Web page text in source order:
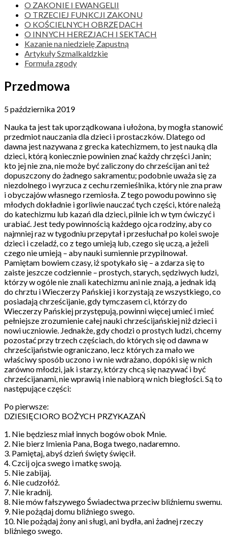
O ZAKONIE I EWANGELII
O TRZECIEJ FUNKCJI ZAKONU
O KOŚCIELNYCH OBRZĘDACH
O INNYCH HEREZJACH I SEKTACH
Kazanie na niedzielę Zapustną
Artykuły Szmalkaldzkie
Formuła zgody
Przedmowa
5 października 2019
Nauka ta jest tak uporządkowana i ułożona, by mogła stanowić
przedmiot nauczania dla dzieci i prostaczków. Dlatego od
dawna jest nazywana z grecka katechizmem, to jest nauką dla
dzieci, którą koniecznie powinien znać każdy chrzęści Janin;
kto jej nie zna, nie może być zaliczony do chrześcijan ani też
dopuszczony do żadnego sakramentu; podobnie uważa się za
niezdolnego i wyrzuca z cechu rzemieślnika, który nie zna praw
i obyczajów własnego rzemiosła. Z tego powodu powinno się
młodych dokładnie i gorliwie nauczać tych części, które należą
do katechizmu lub kazań dla dzieci, pilnie ich w tym ćwiczyć i
urabiać. Jest tedy powinnością każdego ojca rodziny, aby co
najmniej raz w tygodniu przepytał i przesłuchał po kolei swoje
dzieci i czeladź, co z tego umieją lub, czego się uczą, a jeżeli
czego nie umieją – aby nauki sumiennie przypilnował.
Pamiętam bowiem czasy, iż spotykało się – a zdarza się to
zaiste jeszcze codziennie – prostych, starych, sędziwych ludzi,
którzy w ogóle nie znali katechizmu ani nie znają, a jednak idą
do chrztu i Wieczerzy Pańskiej i korzystają ze wszystkiego, co
posiadają chrześcijanie, gdy tymczasem ci, którzy do
Wieczerzy Pańskiej przystępują, powinni więcej umieć i mieć
pełniejsze zrozumienie całej nauki chrześcijańskiej niż dzieci i
nowi uczniowie. Jednakże, gdy chodzi o prostych ludzi, chcemy
pozostać przy trzech częściach, do których się od dawna w
chrześcijaństwie ograniczano, lecz których za mało we
właściwy sposób uczono i w nie wdrażano, dopóki się w nich
zarówno młodzi, jak i starzy, którzy chcą się nazywać i być
chrześcijanami, nie wprawią i nie nabiorą w nich biegłości. Są to
następujące części:
Po pierwsze:
DZIESIĘCIORO BOŻYCH PRZYKAZAŃ
1. Nie będziesz miał innych bogów obok Mnie.
2. Nie bierz Imienia Pana, Boga twego, nadaremno.
3. Pamiętaj, abyś dzień święty święcił.
4. Czcij ojca swego i matkę swoją.
5. Nie zabijaj.
6. Nie cudzołóż.
7. Nie kradnij.
8. Nie mów fałszywego Świadectwa przeciw bliźniemu swemu.
9. Nie pożądaj domu bliźniego swego.
10. Nie pożądaj żony ani sługi, ani bydła, ani żadnej rzeczy
bliźniego swego.